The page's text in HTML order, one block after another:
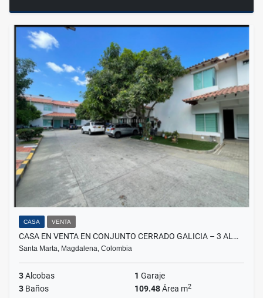
CASA VENTA
CASA EN VENTA EN CONJUNTO CERRADO GALICIA – 3 AL…
Santa Marta, Magdalena, Colombia
3Alcobas 1 Garaje
3 Baños 109.48Área m2